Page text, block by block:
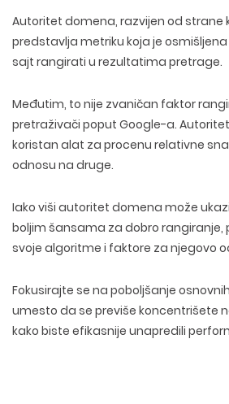
Autoritet domena, razvijen od strane
predstavlja metriku koja je
sajt rangirati u rezultatima pretrage.
Međutim, to nije zvaničan faktor
pretraživači poput Google-a.
koristan alat za procenu relativne
odnosu na druge.
Iako viši autoritet domena može
boljim šansama za dobro rangiranje,
svoje algoritme i faktore za njegovo
Fokusirajte se na poboljšanje
umesto da se previše koncentrišete
kako biste efikasnije unapredili